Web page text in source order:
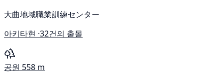
大曲地域職業訓練センター
아키타현 ·32건의 출몰
공원 558 m